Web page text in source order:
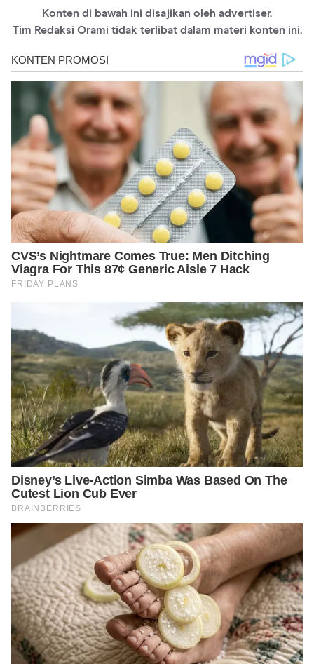
Konten di bawah ini disajikan oleh advertiser.
Tim Redaksi Orami tidak terlibat dalam materi konten ini.